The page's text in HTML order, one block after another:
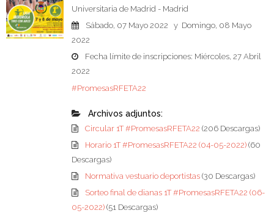
Universitaria de Madrid - Madrid
Sábado, 07 Mayo 2022 y Domingo, 08 Mayo
2022
Fecha límite de inscripciones: Miércoles, 27 Abril
2022
#PromesasRFETA22
Archivos adjuntos:
Circular 1T #PromesasRFETA22 (206 Descargas)
Horario 1T #PromesasRFETA22 (04-05-2022) (60
Descargas)
Normativa vestuario deportistas (30 Descargas)
Sorteo final de dianas 1T #PromesasRFETA22 (06-
05-2022) (51 Descargas)